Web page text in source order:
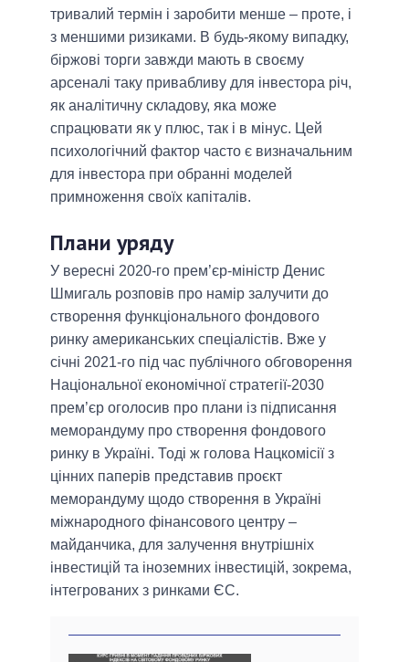
тривалий термін і заробити менше – проте, і
з меншими ризиками. В будь-якому випадку,
біржові торги завжди мають в своєму
арсеналі таку привабливу для інвестора річ,
як аналітичну складову, яка може
спрацювати як у плюс, так і в мінус. Цей
психологічний фактор часто є визначальним
для інвестора при обранні моделей
примноження своїх капіталів.
Плани уряду
У вересні 2020-го прем’єр-міністр Денис
Шмигаль розповів про намір залучити до
створення функціонального фондового
ринку американських спеціалістів. Вже у
січні 2021-го під час публічного обговорення
Національної економічної стратегії-2030
прем’єр оголосив про плани із підписання
меморандуму про створення фондового
ринку в Україні. Тоді ж голова Нацкомісії з
цінних паперів представив проєкт
меморандуму щодо створення в Україні
міжнародного фінансового центру –
майданчика, для залучення внутрішніх
інвестицій та іноземних інвестицій, зокрема,
інтегрованих з ринками ЄС.